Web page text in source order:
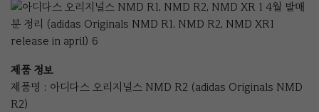
제품 정보
제품명 : 아디다스 오리지널스 NMD R2 (adidas Originals NMD
R2)